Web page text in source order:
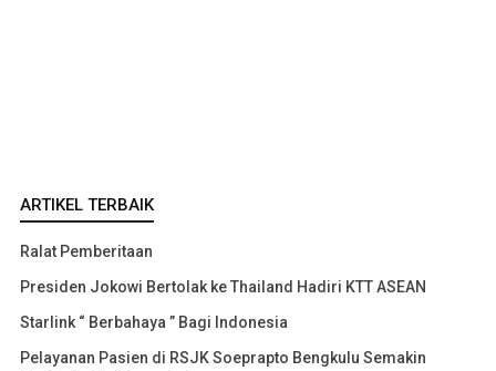
ARTIKEL TERBAIK
Ralat Pemberitaan
Presiden Jokowi Bertolak ke Thailand Hadiri KTT ASEAN
Starlink “ Berbahaya ” Bagi Indonesia
Pelayanan Pasien di RSJK Soeprapto Bengkulu Semakin